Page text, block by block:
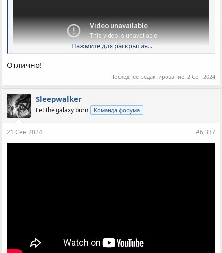
Нажмите для раскрытия...
Отлично!
Последнее редактирование: 2 Сен 2024
Sleepwalker
Let the galaxy burn Команда форума
21 Сен 2024 #6,337